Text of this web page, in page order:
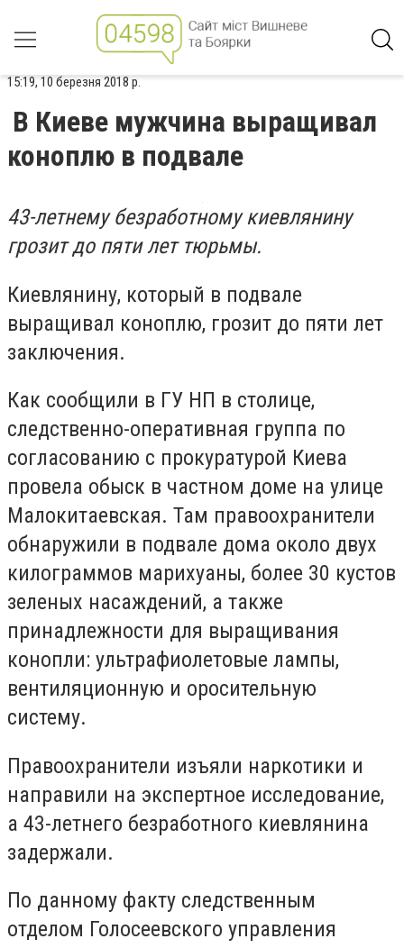
15:19, 10 березня 2018 р.
В Киеве мужчина выращивал
коноплю в подвале
43-летнему безработному киевлянину
грозит до пяти лет тюрьмы.
Киевлянину, который в подвале
выращивал коноплю, грозит до пяти лет
заключения.
Как сообщили в ГУ НП в столице,
следственно-оперативная группа по
согласованию с прокуратурой Киева
провела обыск в частном доме на улице
Малокитаевская. Там правоохранители
обнаружили в подвале дома около двух
килограммов марихуаны, более 30 кустов
зеленых насаждений, а также
принадлежности для выращивания
конопли: ультрафиолетовые лампы,
вентиляционную и оросительную
систему.
Правоохранители изъяли наркотики и
направили на экспертное исследование,
а 43-летнего безработного киевлянина
задержали.
По данному факту следственным
отделом Голосеевского управления